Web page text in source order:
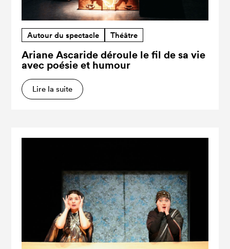
Autour du spectacle Théâtre
Ariane Ascaride déroule le fil de sa vie
avec poésie et humour
Lire la suite